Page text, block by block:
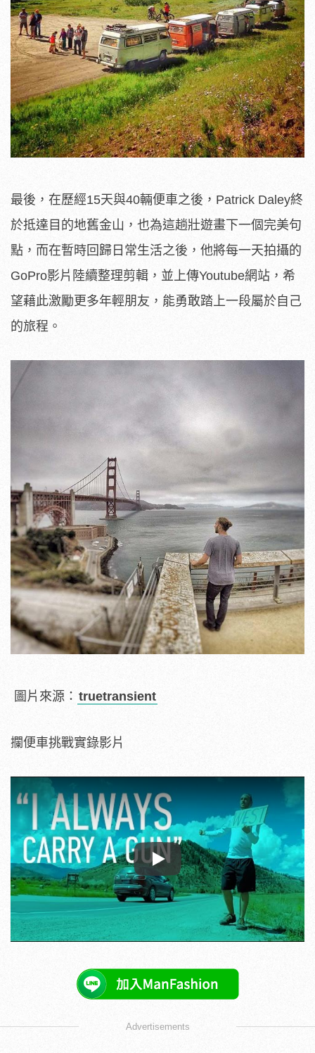
最後，在歷經15天與40輛便車之後，Patrick Daley終
於抵達目的地舊金山，也為這趟壯遊畫下一個完美句
點，而在暫時回歸日常生活之後，他將每一天拍攝的
GoPro影片陸續整理剪輯，並上傳Youtube網站，希
望藉此激勵更多年輕朋友，能勇敢踏上一段屬於自己
的旅程。
圖片來源： truetransient
攔便車挑戰實錄影片
Play
Advertisements